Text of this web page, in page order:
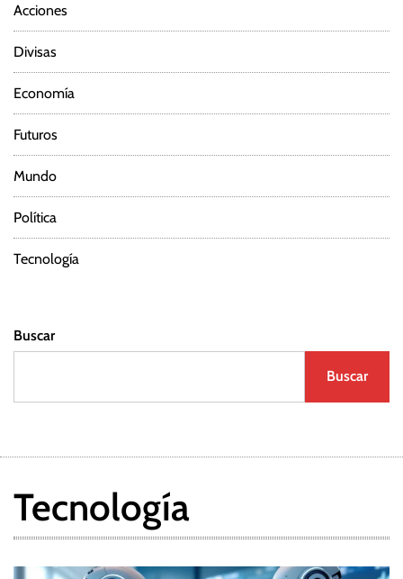
Acciones
Divisas
Economía
Futuros
Mundo
Política
Tecnología
Buscar
Buscar
Tecnología